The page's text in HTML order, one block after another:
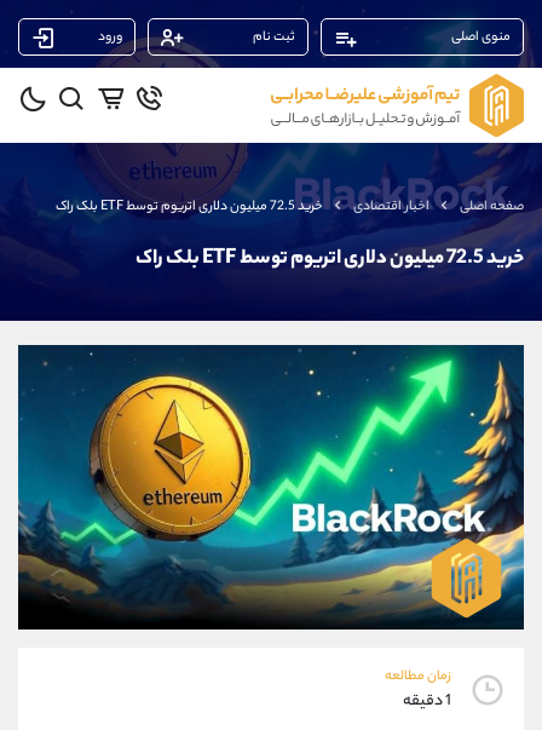
منوی اصلی ثبت نام ورود
صفحه اصلی اخبار اقتصادی خرید 72.5 میلیون دلاری اتریوم توسط ETF بلک راک
خرید 72.5 میلیون دلاری اتریوم توسط ETF بلک راک
زمان مطالعه
1 دقیقه
پشتیبان فروش (فائزه تهرانی)
موبایل 09101364784
واتساپ شروع گفتگو
تلگرام @Armteam_admin_104
داخلی
موبایل 09927779040
واتساپ شروع گفتگو
تلگرام @Armteam_admin_por
داخلی 107
پشتیبان فروش (یوسف فرخنده)
موبایل 09194198792
واتساپ شروع گفتگو
تلگرام @Armteam_admin_33
پشتیبان فروش